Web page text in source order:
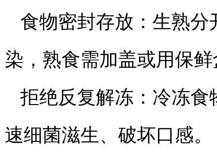
食物密封存放：生熟
染，熟食需加盖或用保
拒绝反复解冻：冷冻
速细菌滋生、破坏口感。